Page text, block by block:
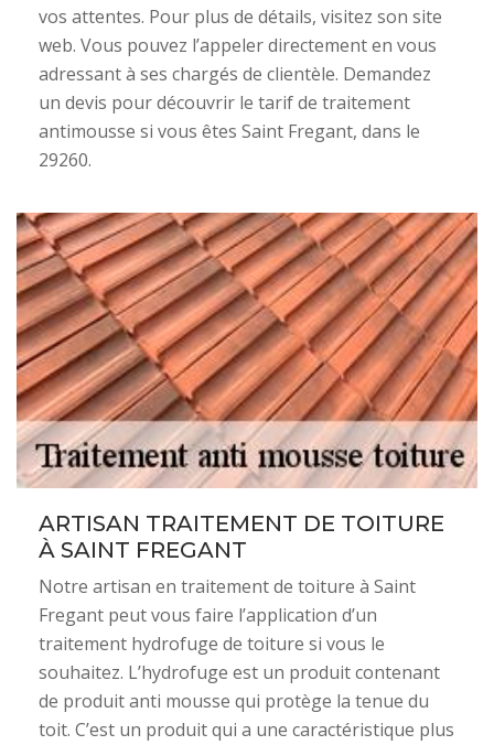
vos attentes. Pour plus de détails, visitez son site
web. Vous pouvez l’appeler directement en vous
adressant à ses chargés de clientèle. Demandez
un devis pour découvrir le tarif de traitement
antimousse si vous êtes Saint Fregant, dans le
29260.
ARTISAN TRAITEMENT DE TOITURE
À SAINT FREGANT
Notre artisan en traitement de toiture à Saint
Fregant peut vous faire l’application d’un
traitement hydrofuge de toiture si vous le
souhaitez. L’hydrofuge est un produit contenant
de produit anti mousse qui protège la tenue du
toit. C’est un produit qui a une caractéristique plus